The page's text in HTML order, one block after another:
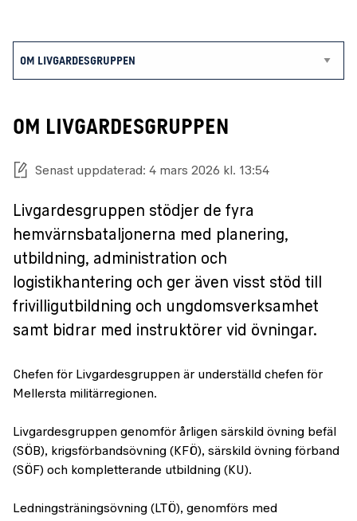
OM LIVGARDESGRUPPEN
Senast uppdaterad: 4 mars 2026 kl. 13:54
Livgardesgruppen stödjer de fyra
hemvärnsbataljonerna med planering,
utbildning, administration och
logistikhantering och ger även visst stöd till
frivilligutbildning och ungdomsverksamhet
samt bidrar med instruktörer vid övningar.
Chefen för Livgardesgruppen är underställd chefen för
Mellersta militärregionen.
Livgardesgruppen genomför årligen särskild övning befäl
(SÖB), krigsförbandsövning (KFÖ), särskild övning förband
(SÖF) och kompletterande utbildning (KU).
Ledningsträningsövning (LTÖ), genomförs med